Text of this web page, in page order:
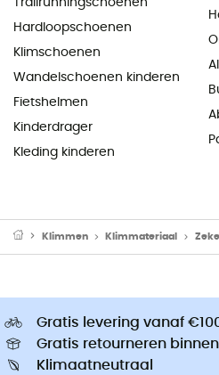
Trailrunningschoenen
Hardloopschoenen
Klimschoenen
Wandelschoenen kinderen
Fietshelmen
Kinderdrager
Kleding kinderen
Klimmen Klimmateriaal
Gratis levering vanaf
Gratis retourneren
Klimaatneutraal